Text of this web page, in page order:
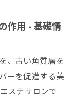
と相談先
作用 - 基礎情
、古い角質層を
ーを促進する美
ステサロンで